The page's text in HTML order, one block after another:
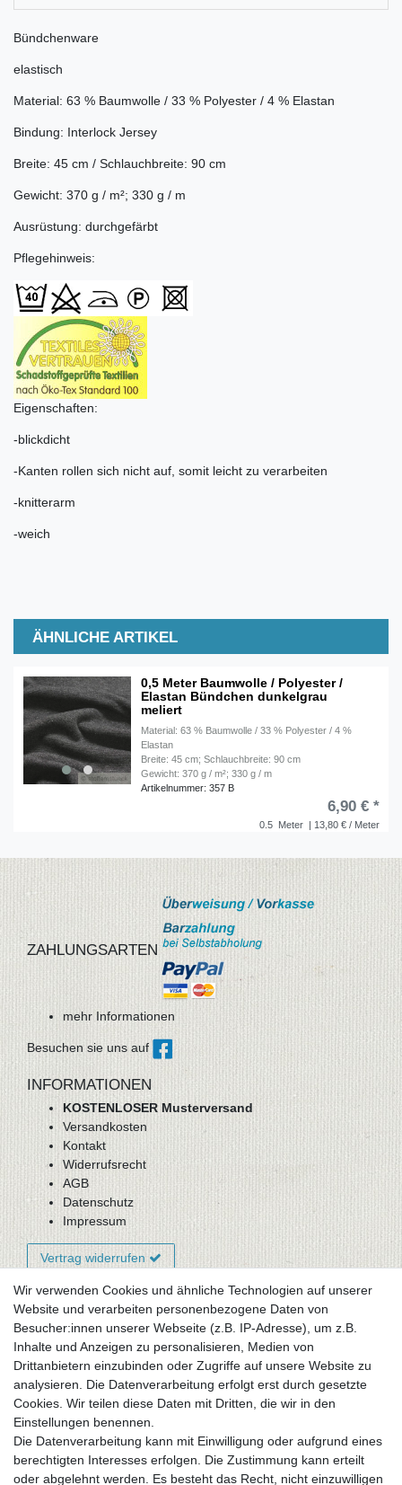
Bündchenware
elastisch
Material: 63 % Baumwolle / 33 % Polyester / 4 % Elastan
Bindung: Interlock Jersey
Breite: 45 cm / Schlauchbreite: 90 cm
Gewicht: 370 g / m²; 330 g / m
Ausrüstung: durchgefärbt
Pflegehinweis:
Eigenschaften:
-blickdicht
-Kanten rollen sich nicht auf, somit leicht zu verarbeiten
-knitterarm
-weich
ÄHNLICHE ARTIKEL
0,5 Meter Baumwolle / Polyester /
Elastan Bündchen dunkelgrau
meliert
Material: 63 % Baumwolle / 33 % Polyester / 4 %
Elastan
Breite: 45 cm; Schlauchbreite: 90 cm
Gewicht: 370 g / m²; 330 g / m
Artikelnummer: 357 B
0.5 Meter | 13,80 € / Meter
6,90 € *
ZAHLUNGSARTEN
mehr Informationen
Besuchen sie uns auf
INFORMATIONEN
KOSTENLOSER Musterversand
Versandkosten
Kontakt
Widerrufsrecht
AGB
Datenschutz
Impressum
Vertrag widerrufen
Newsletter-Anmeldung
FAQ / Fragen
Mein Warenkorb
Mein Merkzettel
Mein Konto
UNSER LADENGESCHÄFT
Gottlieb-Daimler-Str. 10
33334 Gütersloh
Wir verwenden Cookies und ähnliche Technologien auf unserer
Website und verarbeiten personenbezogene Daten von
Besucher:innen unserer Webseite (z.B. IP-Adresse), um z.B.
Inhalte und Anzeigen zu personalisieren, Medien von
Drittanbietern einzubinden oder Zugriffe auf unsere Website zu
analysieren. Die Datenverarbeitung erfolgt erst durch gesetzte
Cookies. Wir teilen diese Daten mit Dritten, die wir in den
Einstellungen benennen.
Die Datenverarbeitung kann mit Einwilligung oder aufgrund eines
berechtigten Interesses erfolgen. Die Zustimmung kann erteilt
oder abgelehnt werden. Es besteht das Recht, nicht einzuwilligen